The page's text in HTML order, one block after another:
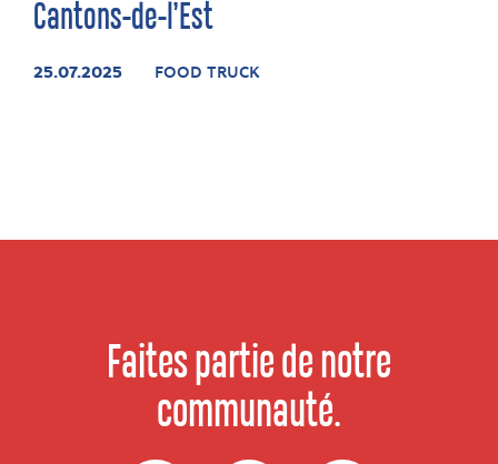
Cantons-de-l’Est
25.07.2025 FOOD TRUCK
Faites partie de notre
communauté.